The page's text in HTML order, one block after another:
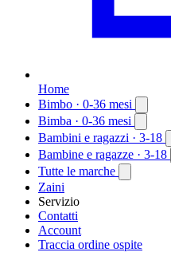
Home
Bimbo · 0-36 mesi
Bimba · 0-36 mesi
Bambini e ragazzi · 3-18
Bambine e ragazze · 3-18
Tutte le marche
Zaini
Servizio
Contatti
Account
Traccia ordine ospite